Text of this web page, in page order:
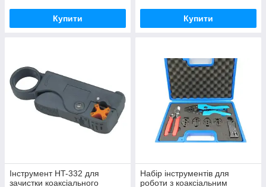
Купити Купити
Інструмент HT-332 для
зачистки коаксіального
Набір інструментів для
роботи з коаксіальним